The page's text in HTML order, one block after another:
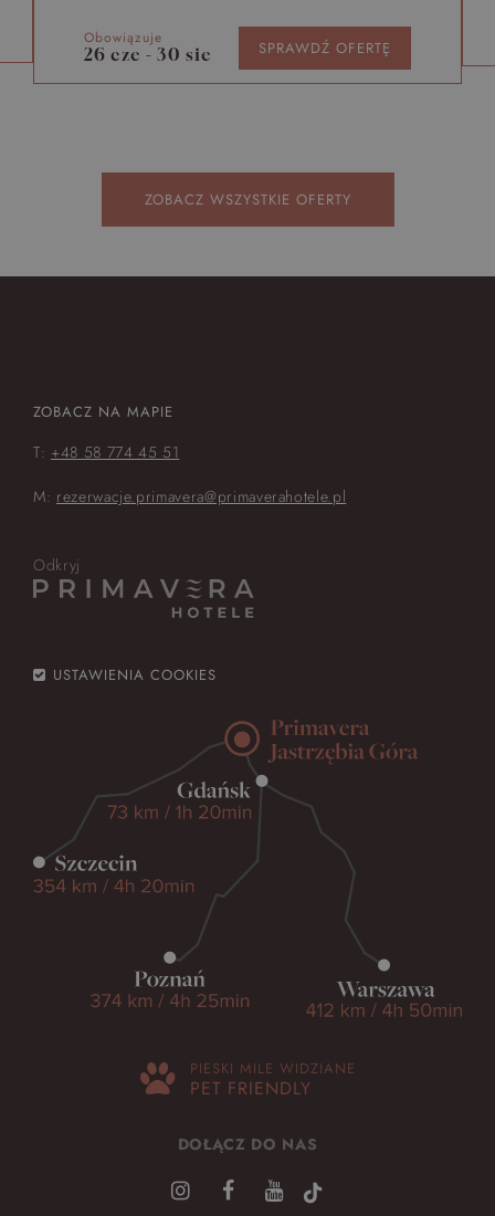
26 cze - 30 sie
Obowiązuje SPRAWDŹ OFERTĘ
ZOBACZ WSZYSTKIE OFERTY
ZOBACZ NA MAPIE
T: +48 58 774 45 51
M: rezerwacje.primavera@primaverahotele.pl
Odkryj
USTAWIENIA COOKIES
PIESKI MILE WIDZIANE
PET FRIENDLY
DOŁĄCZ DO NAS